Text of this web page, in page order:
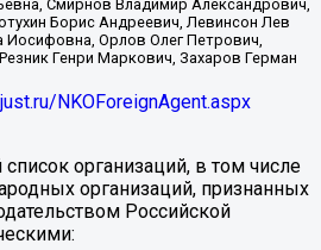
Смирнов Владимир Александрович,
Борис Андреевич, Левинсон Лев
Иосифовна, Орлов Олег Петрович,
Генри Маркович, Захаров Герман
NKOForeignAgent.aspx
организаций, в том числе
организаций, признанных
Российской